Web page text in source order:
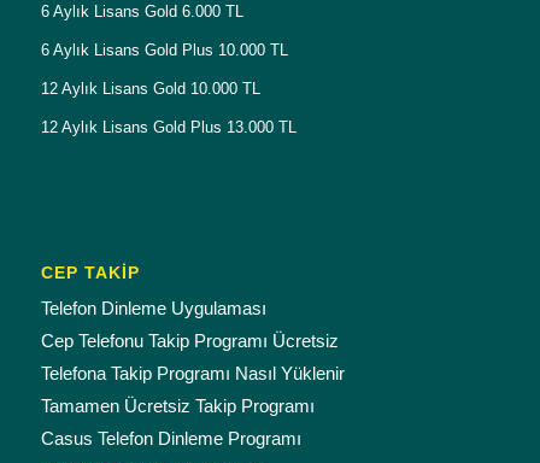
6 Aylık Lisans Gold 6.000 TL
6 Aylık Lisans Gold Plus 10.000 TL
12 Aylık Lisans Gold 10.000 TL
12 Aylık Lisans Gold Plus 13.000 TL
CEP TAKİP
Telefon Dinleme Uygulaması
Cep Telefonu Takip Programı Ücretsiz
Telefona Takip Programı Nasıl Yüklenir
Tamamen Ücretsiz Takip Programı
Casus Telefon Dinleme Programı